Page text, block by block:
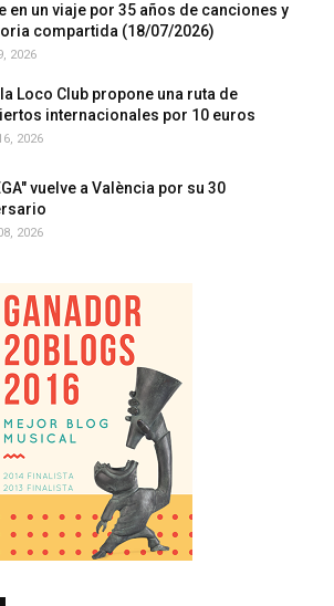
en un viaje por 35 años de canciones y
compartida (18/07/2026)
2026
Loco Club propone una ruta de
internacionales por 10 euros
2026
vuelve a València por su 30
2026